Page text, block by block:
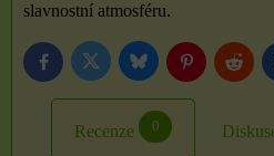
slavnostní atmosféru.
FacebookTwitter BlueskyPinterestReddit
Recenze 0